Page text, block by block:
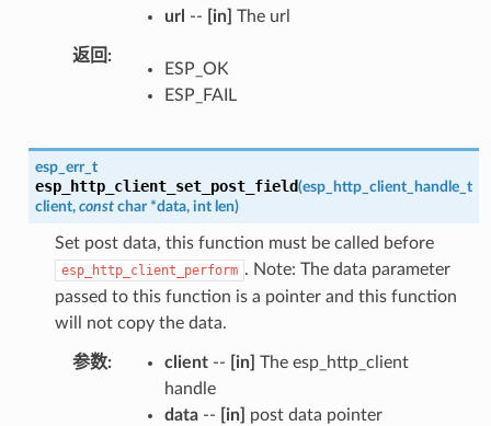
url -- [in] The url
返回
ESP_OK
ESP_FAIL
esp_err_t
esp_http_client_set_post_field(esp_http_client_handle_t
client, const char *data, int len)
Set post data, this function must be called before
esp_http_client_perform . Note: The data parameter
passed to this function is a pointer and this function
will not copy the data.
参数 client-- [in] The esp_http_client
handle
data-- [in]
post data pointer